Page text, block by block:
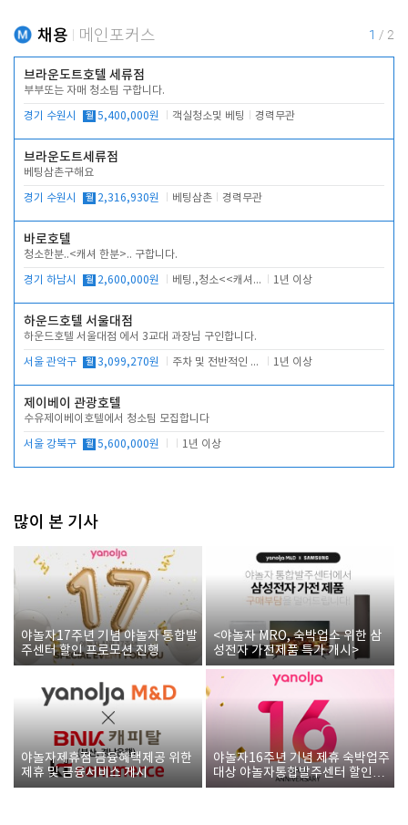
채용 메인포커스 1 / 2
브라운도트호텔 세류점
부부또는 자매 청소팀 구합니다.
경기 수원시 월 5,400,000원 객실청소및 베팅 경력무관
브라운도트세류점
베팅삼촌구해요
경기 수원시 월 2,316,930원 베팅삼촌 경력무관
바로호텔
청소한분..<캐셔 한분>.. 구합니다.
경기 하남시 월 2,600,000원 베팅.,청소<<캐셔 모셔봅니다. 1년 이상
하운드호텔 서울대점
하운드호텔 서울대점 에서 3교대 과장님 구인합니다.
서울 관악구 월 3,099,270원 주차 및 전반적인 당번업무 1년 이상
제이베이 관광호텔
수유제이베이호텔에서 청소팀 모집합니다
서울 강북구 월 5,600,000원 1년 이상
많이 본 기사
야놀자17주년 기념 야놀자 통합발
주센터 할인 프로모션 진행
<야놀자 MRO, 숙박업소 위한 삼
성전자 가전제품 특가 개시>
야놀자제휴점 금융혜택제공 위한
제휴 및 금융서비스 게시
야놀자16주년 기념 제휴 숙박업주
대상 야놀자통합발주센터 할인쿠
폰 증정